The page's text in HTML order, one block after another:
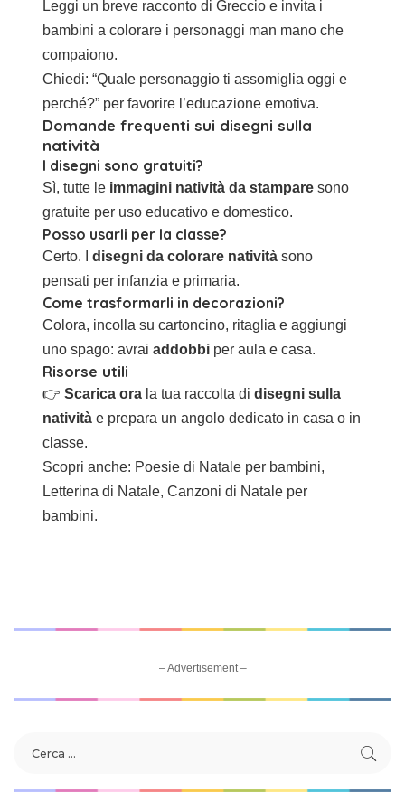
Leggi un breve racconto di Greccio e invita i
bambini a colorare i personaggi man mano che
compaiono.
Chiedi: “Quale personaggio ti assomiglia oggi e
perché?” per favorire l’educazione emotiva.
Domande frequenti sui disegni sulla
natività
I disegni sono gratuiti?
Sì, tutte le immagini natività da stampare sono
gratuite per uso educativo e domestico.
Posso usarli per la classe?
Certo. I disegni da colorare natività sono
pensati per infanzia e primaria.
Come trasformarli in decorazioni?
Colora, incolla su cartoncino, ritaglia e aggiungi
uno spago: avrai addobbi per aula e casa.
Risorse utili
👉 Scarica ora la tua raccolta di disegni sulla
natività e prepara un angolo dedicato in casa o in
classe.
Scopri anche: Poesie di Natale per bambini,
Letterina di Natale, Canzoni di Natale per
bambini.
– Advertisement –